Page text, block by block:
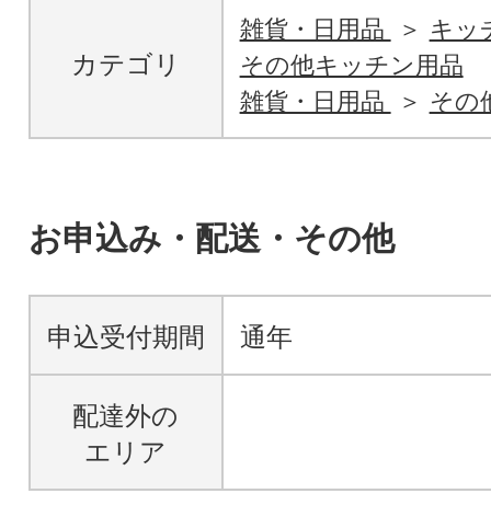
カテゴリ
雑貨・日用品
キッ
その他キッチン用品
雑貨・日用品
その
お申込み・配送・その他
申込受付期間 通年
配達外の
エリア